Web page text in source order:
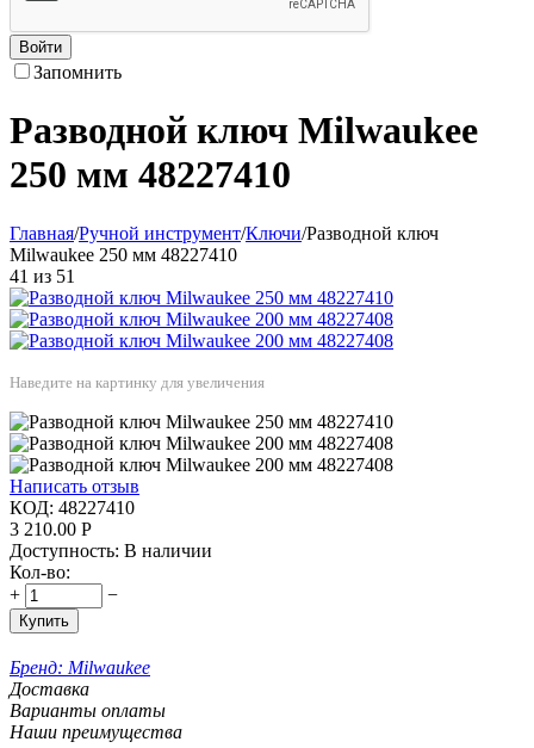
Войти
Запомнить
Разводной ключ Milwaukee
250 мм 48227410
Главная/Ручной инструмент/Ключи/Разводной ключ
Milwaukee 250 мм 48227410
41 из 51
Наведите на картинку для увеличения
Написать отзыв
КОД: 48227410
3 210.00 Р
Доступность: В наличии
Кол-во:
+
−
Купить
Бренд: Milwaukee
Доставка
Варианты оплаты
Наши преимущества